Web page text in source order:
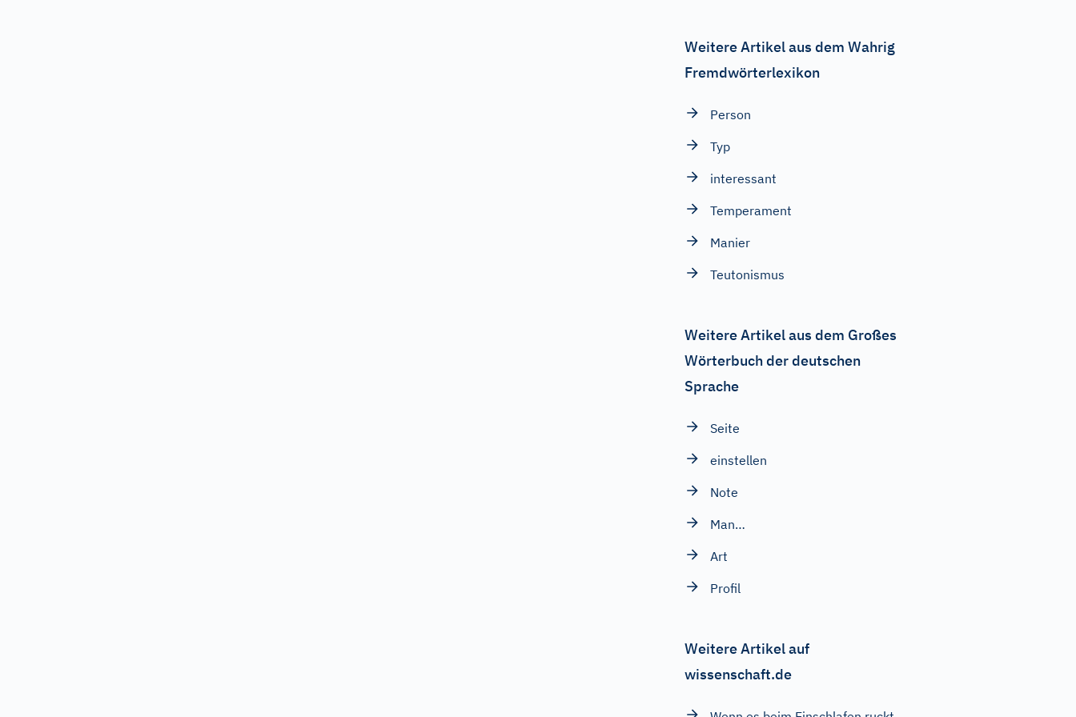
Weitere Artikel aus dem Wahrig
Fremdwörterlexikon
Person
Typ
interessant
Temperament
Manier
Teutonismus
Weitere Artikel aus dem Großes
Wörterbuch der deutschen
Sprache
Seite
einstellen
Note
Man…
Art
Profil
Weitere Artikel auf
wissenschaft.de